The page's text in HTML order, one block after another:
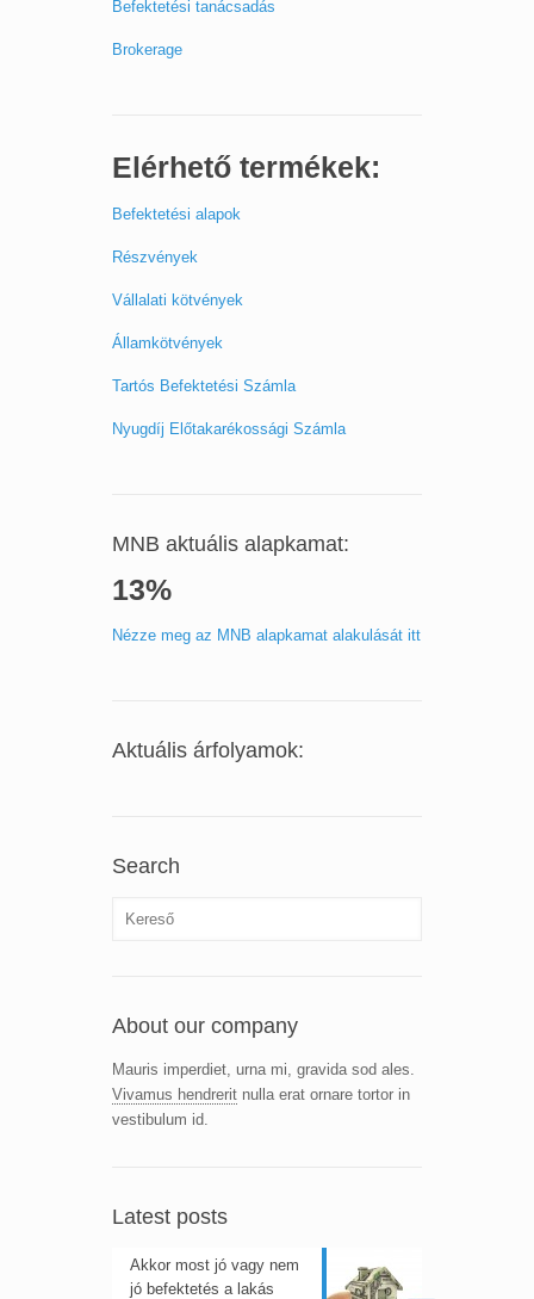
Befektetési tanácsadás
Brokerage
Elérhető termékek:
Befektetési alapok
Részvények
Vállalati kötvények
Államkötvények
Tartós Befektetési Számla
Nyugdíj Előtakarékossági Számla
MNB aktuális alapkamat:
13%
Nézze meg az MNB alapkamat alakulását itt
Aktuális árfolyamok:
Search
About our company
Mauris imperdiet, urna mi, gravida sod ales.
Vivamus hendrerit nulla erat ornare tortor in
vestibulum id.
Latest posts
Akkor most jó vagy nem
jó befektetés a lakás